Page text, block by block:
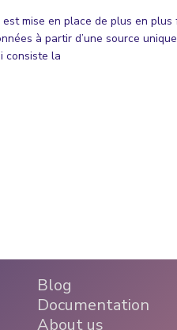
mise en place de plus en
à partir d’une source
consiste la
Blog
Documentation
About us